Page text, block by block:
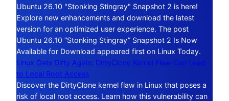
Ubuntu 26.10 "Stonking Stingray" Snapshot 2 is here!
Explore new enhancements and download the latest
version for an optimized user experience. The post
Ubuntu 26.10 “Stonking Stingray” Snapshot 2 Is Now
Available for Download appeared first on Linux Today.
Linux Gets Dirty Again: DirtyClone Kernel Flaw Can Lead
to Local Root Access
Discover the DirtyClone kernel flaw in Linux that poses a
risk of local root access. Learn how this vulnerability can